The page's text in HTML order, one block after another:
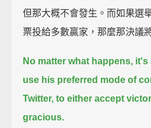
但那大概不會發生。而如果選
票投給多數贏家，那麼那決議
No matter what happens, it's
use his preferred mode of
Twitter, to either accept
gracious.